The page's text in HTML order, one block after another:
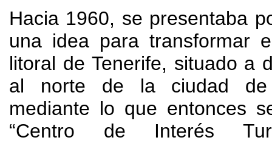
Hacia 1960, se presentaba
una idea para transformar
litoral de Tenerife, situado a
al norte de la ciudad de
mediante lo que entonces
“Centro de Interés